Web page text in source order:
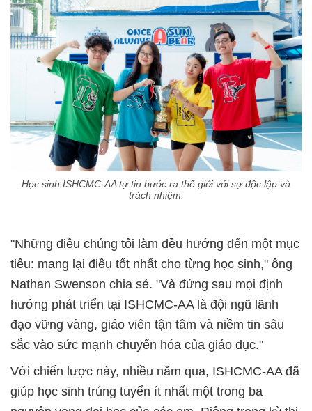
Học sinh ISHCMC-AA tự tin bước ra thế giới với sự độc lập và
trách nhiệm.
"Những điều chúng tôi làm đều hướng đến một mục
tiêu: mang lại điều tốt nhất cho từng học sinh," ông
Nathan Swenson chia sẻ. "Và đứng sau mọi định
hướng phát triển tại ISHCMC-AA là đội ngũ lãnh
đạo vững vàng, giáo viên tận tâm và niềm tin sâu
sắc vào sức mạnh chuyển hóa của giáo dục."
Với chiến lược này, nhiều năm qua, ISHCMC-AA đã
giúp học sinh trúng tuyển ít nhất một trong ba